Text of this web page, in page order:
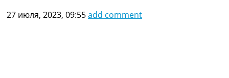
27 июля, 2023, 09:55add comment